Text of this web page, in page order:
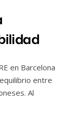
en Barcelona
entre
Al